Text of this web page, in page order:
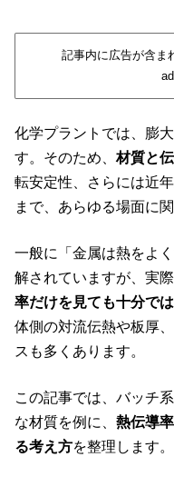
記事内に広告が含ま
化学プラントでは、膨
す。そのため、材質と
転安定性、さらには近
まで、あらゆる場面に
一般に「金属は熱をよ
解されていますが、実
率だけを見ても十分で
体側の対流伝熱や板厚
スも多くあります。
この記事では、バッチ
な材質を例に、 熱伝導
る考え方を整理します。